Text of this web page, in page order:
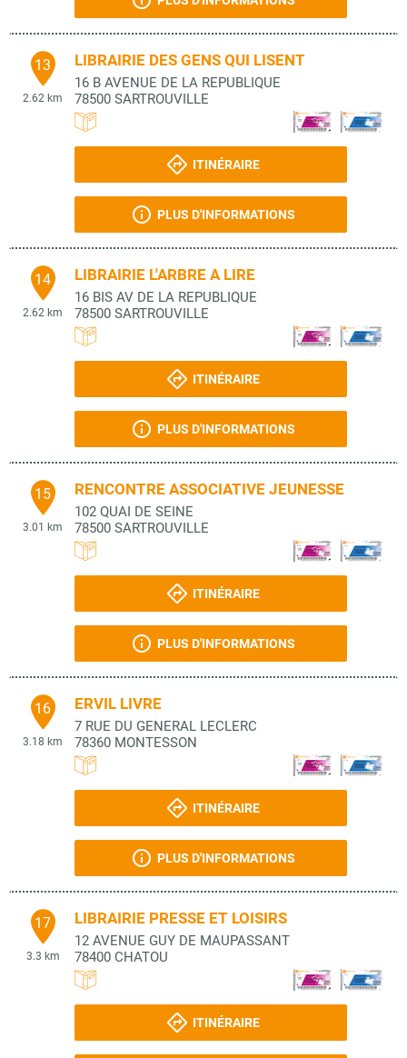
13
2.62 km
LIBRAIRIE DES GENS QUI LISENT
16 B AVENUE DE LA REPUBLIQUE
78500 SARTROUVILLE
ITINÉRAIRE
PLUS D'INFORMATIONS
14
2.62 km
LIBRAIRIE L'ARBRE A LIRE
16 BIS AV DE LA REPUBLIQUE
78500 SARTROUVILLE
ITINÉRAIRE
PLUS D'INFORMATIONS
15
3.01 km
RENCONTRE ASSOCIATIVE JEUNESSE
102 QUAI DE SEINE
78500 SARTROUVILLE
ITINÉRAIRE
PLUS D'INFORMATIONS
16
3.18 km
ERVIL LIVRE
7 RUE DU GENERAL LECLERC
78360 MONTESSON
ITINÉRAIRE
PLUS D'INFORMATIONS
17
3.3 km
LIBRAIRIE PRESSE ET LOISIRS
12 AVENUE GUY DE MAUPASSANT
78400 CHATOU
ITINÉRAIRE